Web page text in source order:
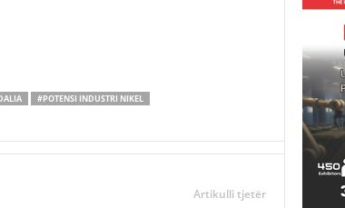
#POTENSI INDUSTRI NIKEL
Artikulli tjetër